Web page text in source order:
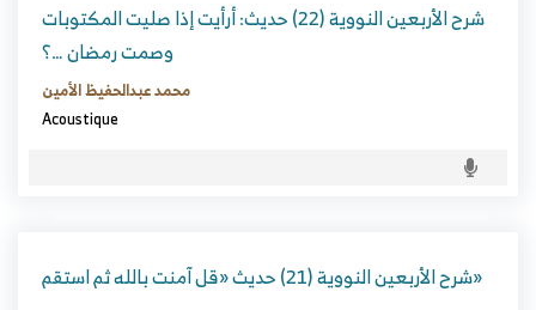
شرح الأربعين النووية (22) حديث: أرأيت إذا صليت المكتوبات
وصمت رمضان …؟
محمد عبدالحفيظ الأمين
Acoustique
شرح الأربعين النووية (21) حديث «قل آمنت بالله ثم استقم»